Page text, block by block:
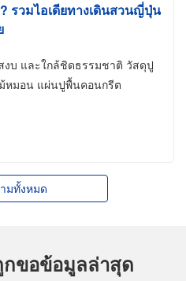
รวมไอเดียทางเดินสวนญี่ปุ่น
บ และใกล้ชิดธรรมชาติ วัสดุปู
หมอน แผ่นปูพื้นคอนกรีต
มทั้งหมด
ขอข้อมูลล่าสุด